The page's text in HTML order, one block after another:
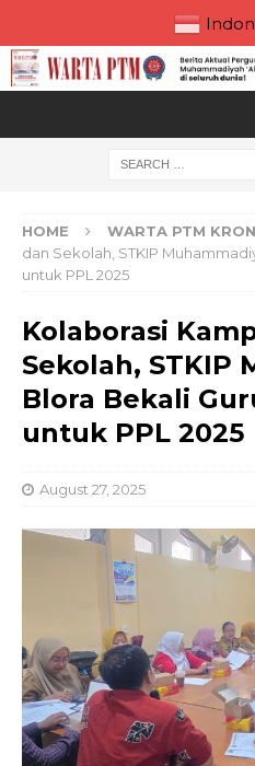
HOME WARTA PTM
dan Sekolah, STKIP
untuk PPL 2025
Kolaborasi
Sekolah, STKIP
Blora Bekali
untuk PPL 2025
August 27, 2025